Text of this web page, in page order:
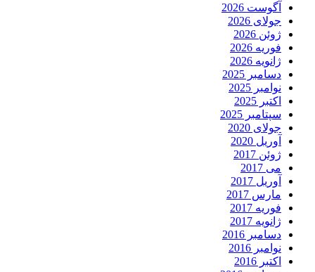
آگوست 2026
جولای 2026
ژوئن 2026
فوریه 2026
ژانویه 2026
دسامبر 2025
نوامبر 2025
اکتبر 2025
سپتامبر 2025
جولای 2020
آوریل 2020
ژوئن 2017
می 2017
آوریل 2017
مارس 2017
فوریه 2017
ژانویه 2017
دسامبر 2016
نوامبر 2016
اکتبر 2016